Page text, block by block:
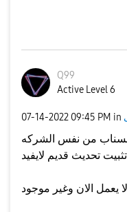
Q99
Active Level 6
‎07-14-2022 09:45 PM in
من نفس الشركه
تحديث قديم لايفيد
يعمل الان وغير موجود